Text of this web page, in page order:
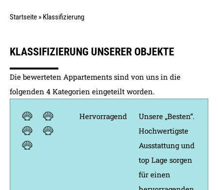
Startseite » Klassifizierung
KLASSIFIZIERUNG UNSERER OBJEKTE
Die bewerteten Appartements sind von uns in die
folgenden 4 Kategorien eingeteilt worden.
Hervorragend
Unsere „Besten“.
Hochwertigste
Ausstattung und
top Lage sorgen
für einen